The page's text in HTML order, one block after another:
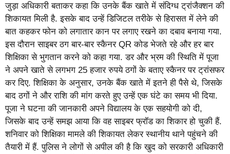
जुड़ा अधिकारी बताकर कहा कि उनके बैंक खाते में संदिग्ध ट्रांजैक्शन की
शिकायत मिली है. इसके बाद उन्हें डिजिटल तरीके से हिरासत में लेने की
बात कहकर फोन को लगातार कान पर लगाए रखने का दबाव बनाया गया.
इस दौरान साइबर ठग बार-बार स्कैनर QR कोड भेजते रहे और हर बार
शिक्षिका से भुगतान करने को कहा गया. डर और भ्रम की स्थिति में पूजा
ने अपने खाते से लगभग 25 हजार रुपये ठगों के बताए स्कैनर पर ट्रांसफर
कर दिए. शिक्षिका के अनुसार, उनके बैंक खाते में इतने ही पैसे थे, जिसके
बाद ठगों ने और राशि की मांग करते हुए उन्हें एक घंटे का समय भी दिया.
पूजा ने घटना की जानकारी अपने विद्यालय के एक सहयोगी को दी,
जिसके बाद उन्हें समझ आया कि वह साइबर फ्रॉड का शिकार हो चुकी हैं.
शनिवार को शिक्षिका मामले की शिकायत लेकर स्थानीय थाने पहुंचने की
तैयारी में हैं. पुलिस ने लोगों से अपील की है कि खुद को सरकारी अधिकारी